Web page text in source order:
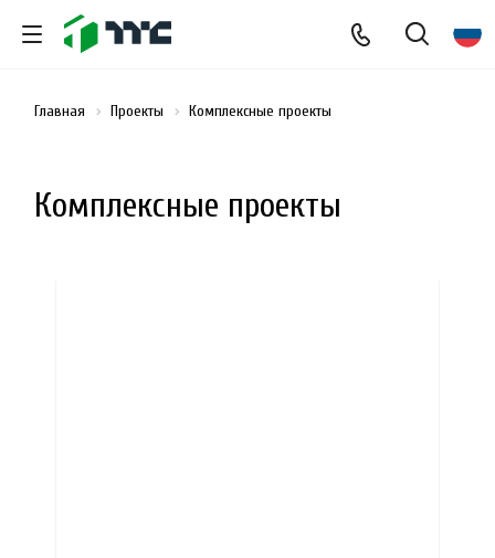
Комплексные проекты
Главная Проекты Комплексные проекты